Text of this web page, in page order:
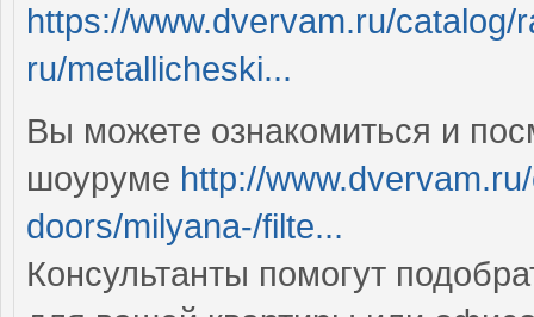
https://www.dvervam.ru/
ru/metallicheski...
Вы можете ознакомиться и
шоуруме http://
doors/milyana-/filte...
Консультанты помогут